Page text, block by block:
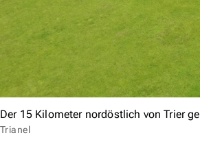
Der 15 Kilometer nordöstlich von Trier
Trianel